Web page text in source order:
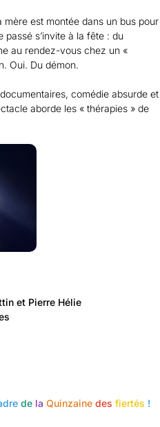
est montée dans un bus pour
passé s’invite à la fête : du
au rendez-vous chez un «
Oui. Du démon.
comédie absurde et
aborde les « thérapies » de
et Pierre Hélie
de la Quinzaine des fiertés !